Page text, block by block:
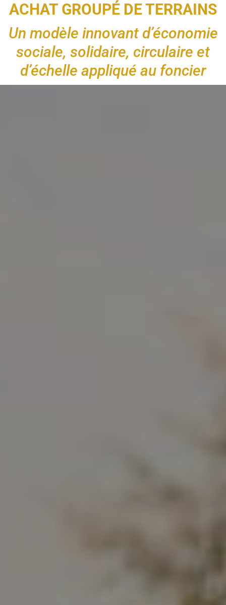
ACHAT GROUPÉ DE TERRAINS
Un modèle innovant d’économie
sociale, solidaire, circulaire et
d’échelle appliqué au foncier